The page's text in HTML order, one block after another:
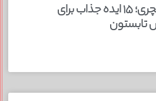
کفش تابستانی لاکچری؛ ۱۵ ایده‌ جذاب برای
تابستون